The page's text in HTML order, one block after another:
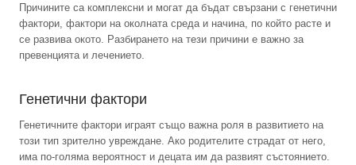
Причините са комплексни и могат да бъдат свързани с генетични
фактори, фактори на околната среда и начина, по който расте и
се развива окото. Разбирането на тези причини е важно за
превенцията и лечението.
Генетични фактори
Генетичните фактори играят също важна роля в развитието на
този тип зрително увреждане. Ако родителите страдат от него,
има по-голяма вероятност и децата им да развият състоянието.